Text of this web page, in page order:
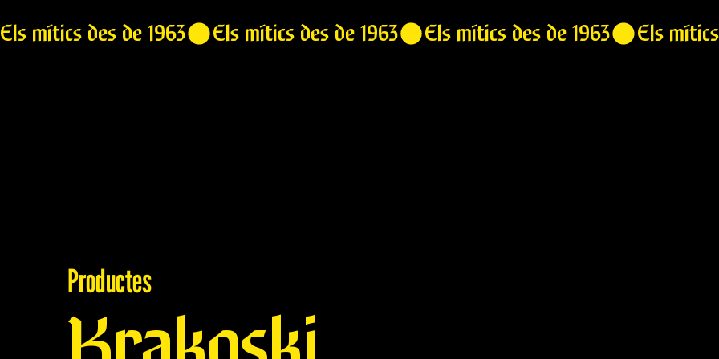
Els mítics des de 1963
Productes